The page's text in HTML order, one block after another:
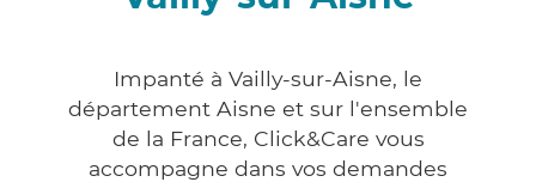
Impanté à Vailly-sur-Aisne, le
département Aisne et sur l'ensemble
de la France, Click&Care vous
accompagne dans vos demandes